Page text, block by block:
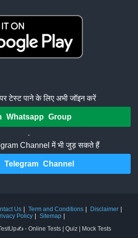
टेस्ट पाने के लिए अभी जॉइन करें
Whatsapp Group
.
Channel में भी जुड़ सकते हैं
Telegram Channel
Us Term and Conditions
Disclaimer
Policy
Sitemap
- Online Tests | Quiz | Mock Tests